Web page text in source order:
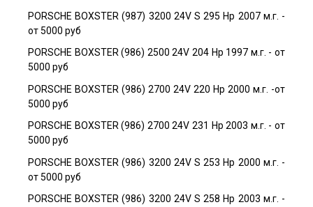
PORSCHE BOXSTER (987) 3200 24V S 295 Hp 2007 м.г. -
от 5000 руб
PORSCHE BOXSTER (986) 2500 24V 204 Hp 1997 м.г. - от
5000 руб
PORSCHE BOXSTER (986) 2700 24V 220 Hp 2000 м.г. -от
5000 руб
PORSCHE BOXSTER (986) 2700 24V 231 Hp 2003 м.г. - от
5000 руб
PORSCHE BOXSTER (986) 3200 24V S 253 Hp 2000 м.г. -
от 5000 руб
PORSCHE BOXSTER (986) 3200 24V S 258 Hp 2003 м.г. -